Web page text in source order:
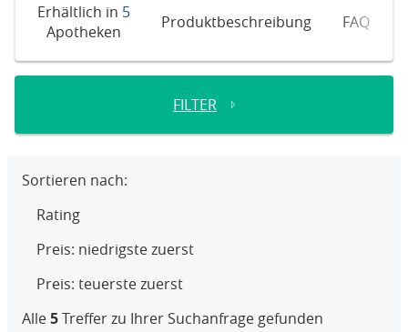
Erhältlich in 5
Apotheken
Produktbeschreibung FAQ
FILTER
Sortieren nach:
Rating
Preis: niedrigste zuerst
Preis: teuerste zuerst
Alle5Treffer zu Ihrer Suchanfrage gefunden